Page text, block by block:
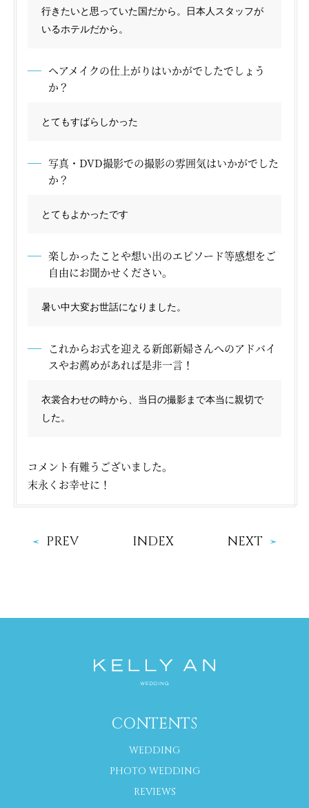
横浜サロン 大阪サロン
行きたいと思っていた国だから。日本人スタッフが
いるホテルだから。
ヘアメイクの仕上がりはいかがでしたでしょう
か？
とてもすばらしかった
写真・DVD撮影での撮影の雰囲気はいかがでした
か？
とてもよかったです
楽しかったことや想い出のエピソード等感想をご
自由にお聞かせください。
暑い中大変お世話になりました。
これからお式を迎える新郎新婦さんへのアドバイ
スやお薦めがあれば是非一言！
衣裳合わせの時から、当日の撮影まで本当に親切で
した。
コメント有難うございました。
末永くお幸せに！
PREV INDEX NEXT
CONTENTS
WEDDING
PHOTO WEDDING
REVIEWS